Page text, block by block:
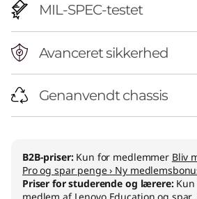
MIL-SPEC-testet
Avanceret sikkerhed
Genanvendt chassis
B2B-priser: Kun for medlemmer Bliv
Pro og spar penge › Ny
Priser for studerende og lærere:Kun